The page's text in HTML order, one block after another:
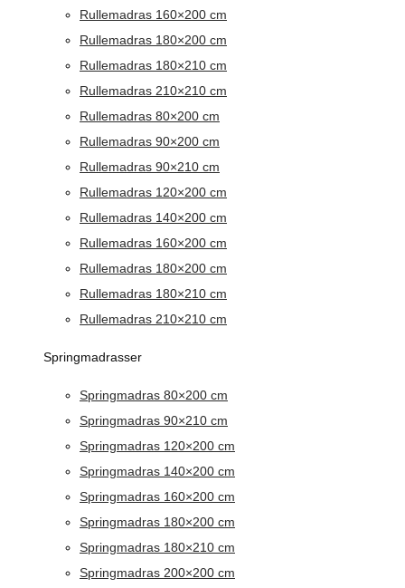
Rullemadras 160×200 cm
Rullemadras 180×200 cm
Rullemadras 180×210 cm
Rullemadras 210×210 cm
Rullemadras 80×200 cm
Rullemadras 90×200 cm
Rullemadras 90×210 cm
Rullemadras 120×200 cm
Rullemadras 140×200 cm
Rullemadras 160×200 cm
Rullemadras 180×200 cm
Rullemadras 180×210 cm
Rullemadras 210×210 cm
Springmadrasser
Springmadras 80×200 cm
Springmadras 90×210 cm
Springmadras 120×200 cm
Springmadras 140×200 cm
Springmadras 160×200 cm
Springmadras 180×200 cm
Springmadras 180×210 cm
Springmadras 200×200 cm